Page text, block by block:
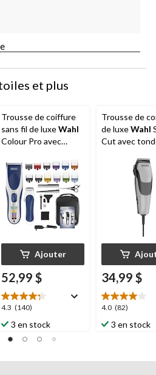
et plus
Trousse de coiffure
sans fil de luxeWahl
Colour Pro avec
guides et ciseaux,
paq. 24
Ajouter
52,99 $
4.3 (140)
4.3
étoile(s)
sur
5.
3 en stock
Trousse de
de luxeWahl
Cut avec
ciseaux, paq.
34,99 $
4.0 (82)
4.0
étoile(s)
sur
3 en stock